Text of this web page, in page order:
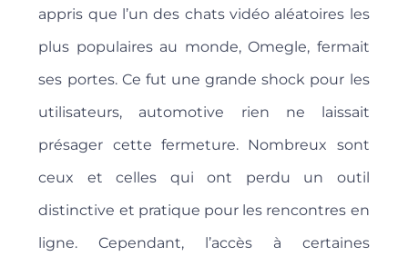
appris que l’un des chats vidéo aléatoires les
plus populaires au monde, Omegle, fermait
ses portes. Ce fut une grande shock pour les
utilisateurs, automotive rien ne laissait
présager cette fermeture. Nombreux sont
ceux et celles qui ont perdu un outil
distinctive et pratique pour les rencontres en
ligne. Cependant, l’accès à certaines